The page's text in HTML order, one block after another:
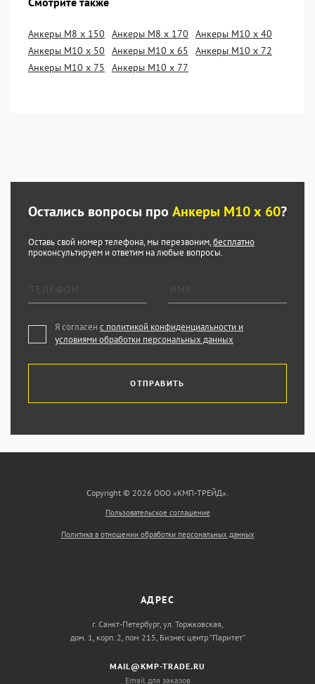
Анкеры М8 х 150 Анкеры М8 х 170
Анкеры М10 х 40
Анкеры М10 х 50
Анкеры М10 х 65
Анкеры М10 х 72
Анкеры М10 х 75
Анкеры М10 х 77
Остались вопросы про Анкеры М10 х 60?
Оставь свой номер телефона, мы перезвоним,бесплатно
проконсультируем и ответим на любые вопросы.
Я согласен с политикой конфиденциальности и
условиями обработки персональных данных
ОТПРАВИТЬ
Copyright © 2026 ООО «КМП-ТРЕЙД».
Пользовательское соглашение
Политика в отношении обработки персональных данных
АДРЕС
г. Санкт-Петербург, ул. Торжковская,
дом. 1, корп. 2, пом 215, Бизнес центр “Паритет”
MAIL@KMP-TRADE.RU
Email для заказов